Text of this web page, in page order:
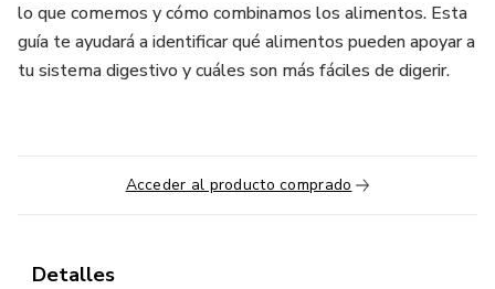
lo que comemos y cómo combinamos los alimentos. Esta
guía te ayudará a identificar qué alimentos pueden apoyar a
tu sistema digestivo y cuáles son más fáciles de digerir.
Acceder al producto comprado
Detalles